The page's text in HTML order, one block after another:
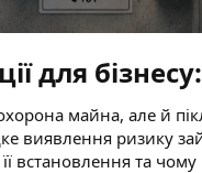
для
майна, але й
виявлення ризику
встановлення та